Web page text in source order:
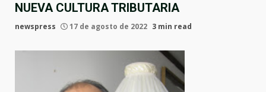
NUEVA CULTURA TRIBUTARIA
newspress 17 de agosto de 2022 3 min read